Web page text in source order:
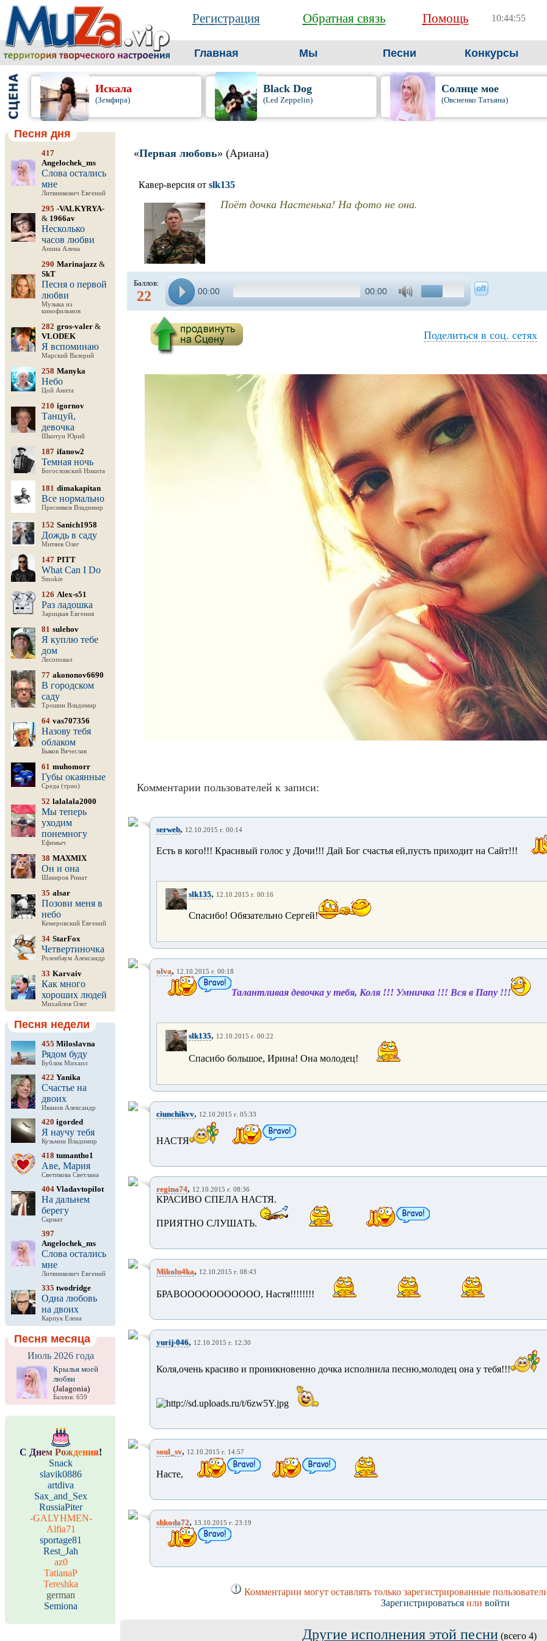
Регистрация Обратная связь Помощь 10:44:56
Главная Мы Песни Конкурсы
Искала
(Земфира)
Black Dog
(Led Zeppelin)
Солнце мое
(Овсиенко Татьяна)
Песня дня
417
Angelochek_ms
Слова остались
мне
Литвинкович Евгений
295 -VALKYRYA-
& 1966av
Несколько
часов любви
Апина Алена
290 Marinajazz &
SkT
Песня о первой
любви
Музыка из
кинофильмов
282 gros-valer &
VLODEK
Я вспоминаю
Марский Валерий
258 Manyka
Небо
Цой Анита
210 igornov
Танцуй,
девочка
Шкитун Юрий
187 ifanow2
Темная ночь
Богословский Никита
181 dimakapitan
Все нормально
Пресняков Владимир
152 Sanich1958
Дождь в саду
Митяев Олег
147 PITT
What Can I Do
Smokie
126 Alex-s51
Раз ладошка
Зарицкая Евгения
81 sulehov
Я куплю тебе
дом
Лесоповал
77 akononov6690
В городском
саду
Трошин Владимир
64 vas707356
Назову тебя
облаком
Быков Вячеслав
61 muhomorr
Губы окаянные
Среда (трио)
52 lalalala2000
Мы теперь
уходим
понемногу
Ефимыч
38 MAXMIX
Он и она
Шакиров Ринат
35 alsar
Позови меня в
небо
Кемеровский Евгений
34 StarFox
Четвертиночка
Розенбаум Александр
33 Karvaiv
Как много
хороших людей
Михайлов Олег
Песня недели
455 Miloslavna
Рядом буду
Бублик Михаил
422 Yanika
Счастье на
двоих
Иванов Александр
420 igorded
Я научу тебя
Кузьмин Владимир
418 tumantho1
Аве, Мария
Светикова Светлана
404 Vladavtopilot
На дальнем
берегу
Сармат
397
Angelochek_ms
Слова остались
мне
Литвинкович Евгений
335 twodridge
Одна любовь
на двоих
Карпук Елена
Песня месяца
Июль 2026 года
Крылья моей
любви
(Jalagonia)
Баллов: 659
С Днем Рождения!
Snack
slavik0886
artdiva
Sax_and_Sex
RussiaPiter
-GALYHMEN-
Alfia71
sportage81
Rest_Jah
az0
TatianaP
Tereshka
german
Semiona
«Первая любовь» (Ариана)
Кавер-версия от slk135
Поёт дочка Настенька! На фото не она.
Баллов:
22 00:00 00:00
Поделиться в соц. сетях
Комментарии пользователей к записи:
serweb, 12.10.2015 г. 00:14
Есть в кого!!! Красивый голос у Дочи!!! Дай Бог счастья ей,пусть приходит на Сайт!!!
slk135, 12.10.2015 г. 00:16
Спасибо! Обязательно Сергей!
olva, 12.10.2015 г. 00:18
Талантливая девочка у тебя, Коля !!! Умничка !!! Вся в Папу !!!
slk135, 12.10.2015 г. 00:22
Спасибо большое, Ирина! Она молодец!
ciunchikvv, 12.10.2015 г. 05:33
НАСТЯ
regina74, 12.10.2015 г. 08:36
КРАСИВО СПЕЛА НАСТЯ.
ПРИЯТНО СЛУШАТЬ.
Mikolu4ka, 12.10.2015 г. 08:43
БРАВООООООООООО, Настя!!!!!!!!
yurij-046, 12.10.2015 г. 12:30
Коля,очень красиво и проникновенно дочка исполнила песню,молодец она у тебя!!!
soul_sv, 12.10.2015 г. 14:57
Насте,
shkoda72, 13.10.2015 г. 23:19
Комментарии могут оставлять только зарегистрированные
Зарегистрироватьсяили войти
Другие исполнения этой песни(всего